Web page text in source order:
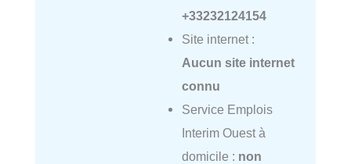
+33232124154
Site internet :
Aucun site internet
connu
Service Emplois
Interim Ouest à
domicile : non